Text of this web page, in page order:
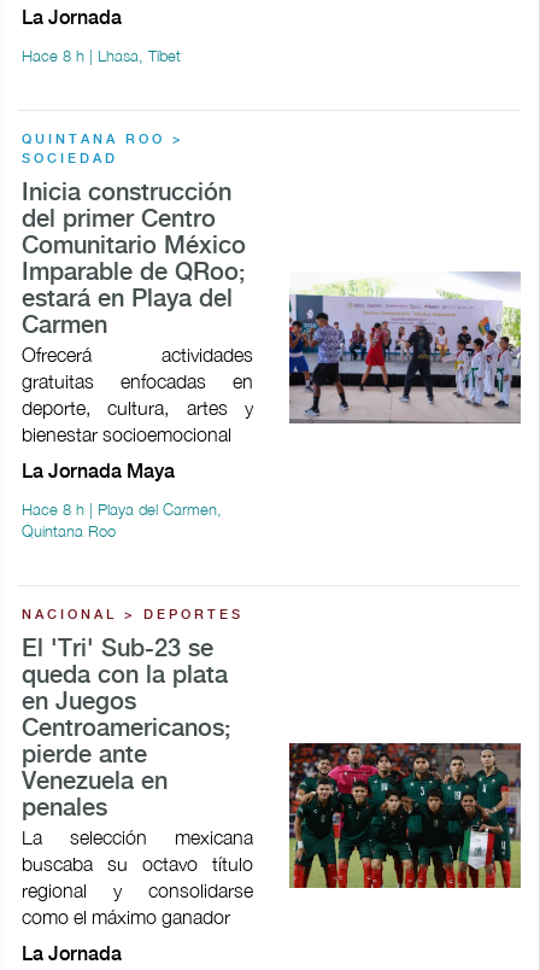
La Jornada
Hace 8 h | Lhasa, Tíbet
QUINTANA ROO >
SOCIEDAD
Inicia construcción
del primer Centro
Comunitario México
Imparable de QRoo;
estará en Playa del
Carmen
Ofrecerá actividades
gratuitas enfocadas en
deporte, cultura, artes y
bienestar socioemocional
La Jornada Maya
Hace 8 h | Playa del Carmen,
Quintana Roo
NACIONAL > DEPORTES
El 'Tri' Sub-23 se
queda con la plata
en Juegos
Centroamericanos;
pierde ante
Venezuela en
penales
La selección mexicana
buscaba su octavo título
regional y consolidarse
como el máximo ganador
La Jornada